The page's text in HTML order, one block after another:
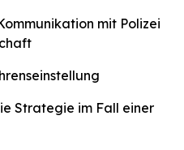
mit Polizei
Strategie im Fall einer